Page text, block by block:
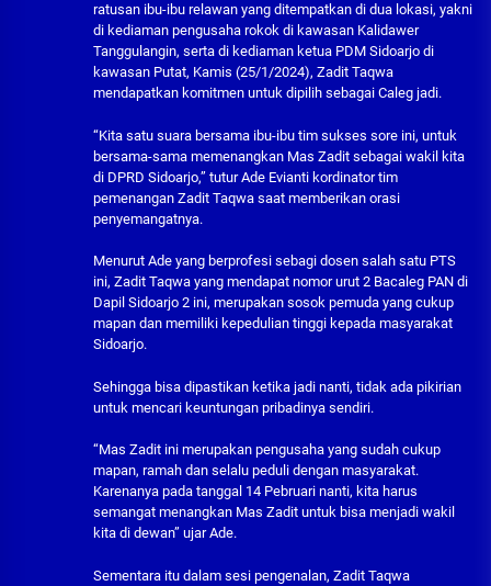
ratusan ibu-ibu relawan yang ditempatkan di dua lokasi, yakni
di kediaman pengusaha rokok di kawasan Kalidawer
Tanggulangin, serta di kediaman ketua PDM Sidoarjo di
kawasan Putat, Kamis (25/1/2024), Zadit Taqwa
mendapatkan komitmen untuk dipilih sebagai Caleg jadi.
“Kita satu suara bersama ibu-ibu tim sukses sore ini, untuk
bersama-sama memenangkan Mas Zadit sebagai wakil kita
di DPRD Sidoarjo,” tutur Ade Evianti kordinator tim
pemenangan Zadit Taqwa saat memberikan orasi
penyemangatnya.
Menurut Ade yang berprofesi sebagi dosen salah satu PTS
ini, Zadit Taqwa yang mendapat nomor urut 2 Bacaleg PAN di
Dapil Sidoarjo 2 ini, merupakan sosok pemuda yang cukup
mapan dan memiliki kepedulian tinggi kepada masyarakat
Sidoarjo.
Sehingga bisa dipastikan ketika jadi nanti, tidak ada pikirian
untuk mencari keuntungan pribadinya sendiri.
“Mas Zadit ini merupakan pengusaha yang sudah cukup
mapan, ramah dan selalu peduli dengan masyarakat.
Karenanya pada tanggal 14 Pebruari nanti, kita harus
semangat menangkan Mas Zadit untuk bisa menjadi wakil
kita di dewan” ujar Ade.
Sementara itu dalam sesi pengenalan, Zadit Taqwa